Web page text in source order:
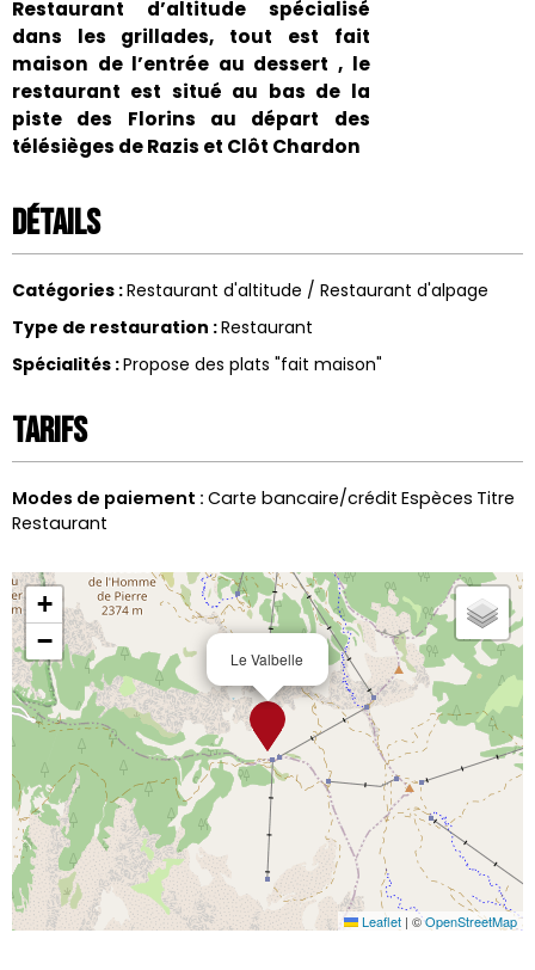
Restaurant d’altitude spécialisé
dans les grillades, tout est fait
maison de l’entrée au dessert , le
restaurant est situé au bas de la
piste des Florins au départ des
télésièges de Razis et Clôt Chardon
Détails
Catégories :Restaurant d'altitude / Restaurant d'alpage
Type de restauration :Restaurant
Spécialités :Propose des plats "fait maison"
Tarifs
Modes de paiement : Carte bancaire/crédit Espèces Titre
Restaurant
Le Valbelle
+
−
Leaflet | ©OpenStreetMap